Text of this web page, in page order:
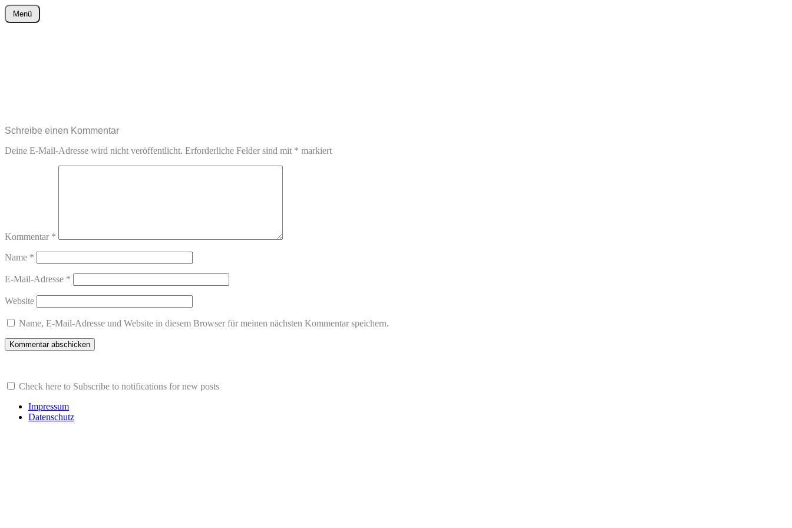
wurster-cartoon-blog.de
Menü
Zum
Inhalt
Schreibe einen Kommentar
Deine E-Mail-Adresse wird nicht veröffentlicht. Erforderliche Felder sind mit * markiert
Kommentar *
Name *
E-Mail-Adresse *
Website
Name, E-Mail-Adresse und Website in diesem Browser für meinen nächsten Kommentar speichern.
Check here to Subscribe to notifications for new posts
Impressum
Datenschutz